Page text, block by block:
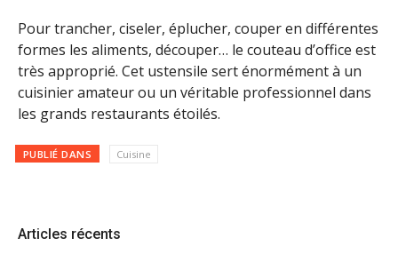
Pour trancher, ciseler, éplucher, couper en différentes
formes les aliments, découper… le couteau d’office est
très approprié. Cet ustensile sert énormément à un
cuisinier amateur ou un véritable professionnel dans
les grands restaurants étoilés.
PUBLIÉ DANS Cuisine
Articles récents